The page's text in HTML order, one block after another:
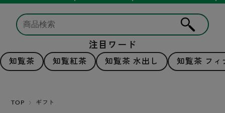
注目ワード
知覧茶 知覧紅茶 知覧茶 水出し 知覧茶 フィ
TOP ギフト